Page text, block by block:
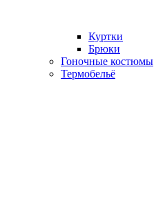
Куртки
Брюки
Гоночные костюмы
Термобельё